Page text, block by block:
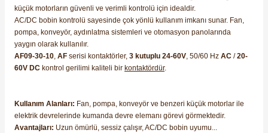
küçük motorların güvenli ve verimli kontrolü için idealdir.
AC/DC bobin kontrolü sayesinde çok yönlü kullanım imkanı sunar. Fan,
pompa, konveyör, aydınlatma sistemleri ve otomasyon panolarında
yaygın olarak kullanılır.
AF09-30-10, AF serisi kontaktörler, 3 kutuplu 24-60V, 50/60 Hz AC /20-
60V DC kontrol gerilimi kaliteli bir kontaktördür.
Kullanım Alanları: Fan, pompa, konveyör ve benzeri küçük motorlar ile
elektrik devrelerinde kumanda devre elemanı görevi görmektedir.
Avantajları: Uzun ömürlü, sessiz çalışır, AC/DC bobin uyumu...